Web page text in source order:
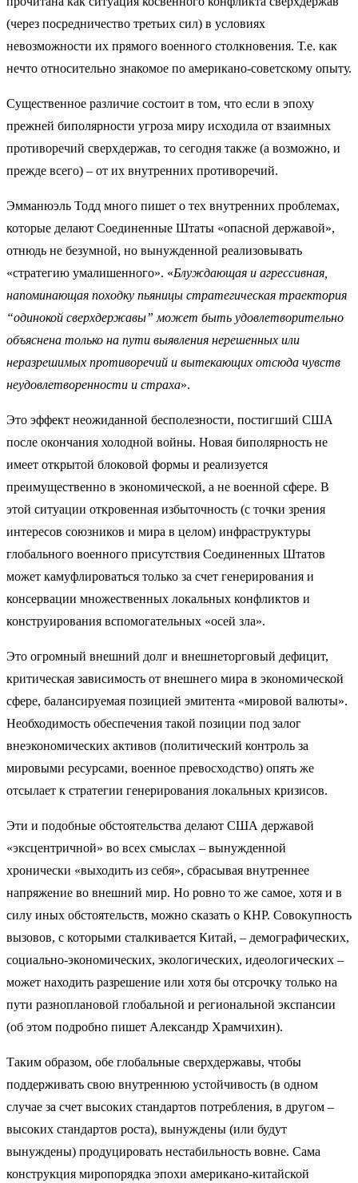
(через посредничество третьих сил) в условиях
невозможности их прямого военного столкновения. Т.е. как
нечто относительно знакомое по американо-советскому опыту.
Существенное различие состоит в том, что если в эпоху
прежней биполярности угроза миру исходила от взаимных
противоречий сверхдержав, то сегодня также (а возможно, и
прежде всего) – от их внутренних противоречий.
Эмманюэль Тодд много пишет о тех внутренних проблемах,
которые делают Соединенные Штаты «опасной державой»,
отнюдь не безумной, но вынужденной реализовывать
«стратегию умалишенного». «Блуждающая и агрессивная,
напоминающая походку пьяницы стратегическая траектория
“одинокой сверхдержавы” может быть удовлетворительно
объяснена только на пути выявления нерешенных или
неразрешимых противоречий и вытекающих отсюда чувств
неудовлетворенности и страха».
Это эффект неожиданной бесполезности, постигший США
после окончания холодной войны. Новая биполярность не
имеет открытой блоковой формы и реализуется
преимущественно в экономической, а не военной сфере. В
этой ситуации откровенная избыточность (с точки зрения
интересов союзников и мира в целом) инфраструктуры
глобального военного присутствия Соединенных Штатов
может камуфлироваться только за счет генерирования и
консервации множественных локальных конфликтов и
конструирования вспомогательных «осей зла».
Это огромный внешний долг и внешнеторговый дефицит,
критическая зависимость от внешнего мира в экономической
сфере, балансируемая позицией эмитента «мировой валюты».
Необходимость обеспечения такой позиции под залог
внеэкономических активов (политический контроль за
мировыми ресурсами, военное превосходство) опять же
отсылает к стратегии генерирования локальных кризисов.
Эти и подобные обстоятельства делают США державой
«эксцентричной» во всех смыслах – вынужденной
хронически «выходить из себя», сбрасывая внутреннее
напряжение во внешний мир. Но ровно то же самое, хотя и в
силу иных обстоятельств, можно сказать о КНР. Совокупность
вызовов, с которыми сталкивается Китай, – демографических,
социально-экономических, экологических, идеологических –
может находить разрешение или хотя бы отсрочку только на
пути разноплановой глобальной и региональной экспансии
(об этом подробно пишет Александр Храмчихин).
Таким образом, обе глобальные сверхдержавы, чтобы
поддерживать свою внутреннюю устойчивость (в одном
случае за счет высоких стандартов потребления, в другом –
высоких стандартов роста), вынуждены (или будут
вынуждены) продуцировать нестабильность вовне. Сама
конструкция миропорядка эпохи американо-китайской